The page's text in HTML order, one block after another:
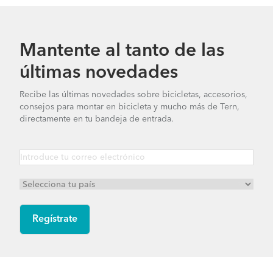
Mantente al tanto de las
últimas novedades
Recibe las últimas novedades sobre bicicletas, accesorios,
consejos para montar en bicicleta y mucho más de Tern,
directamente en tu bandeja de entrada.